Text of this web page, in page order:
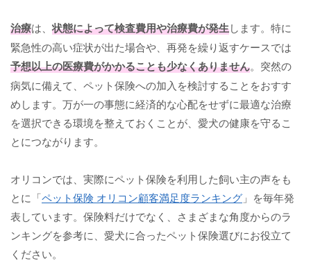
治療は、状態によって検査費用や治療費が発生します。特に
緊急性の高い症状が出た場合や、再発を繰り返すケースでは
予想以上の医療費がかかることも少なくありません。突然の
病気に備えて、ペット保険への加入を検討することをおすす
めします。万が一の事態に経済的な心配をせずに最適な治療
を選択できる環境を整えておくことが、愛犬の健康を守るこ
とにつながります。
オリコンでは、実際にペット保険を利用した飼い主の声をも
とに「ペット保険 オリコン顧客満足度ランキング 」を毎年発
表しています。保険料だけでなく、さまざまな角度からのラ
ンキングを参考に、愛犬に合ったペット保険選びにお役立て
ください。